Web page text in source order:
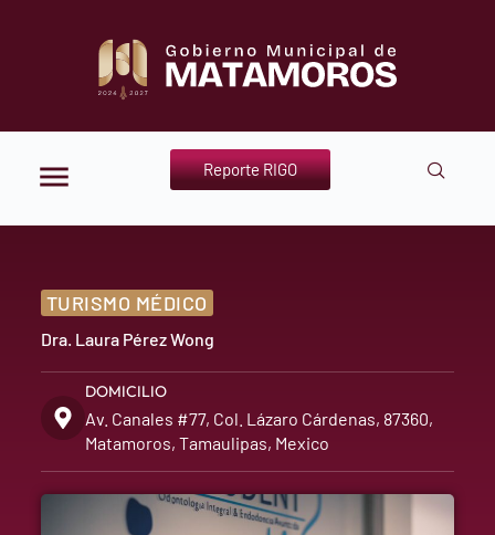
Reporte RIGO
TURISMO MÉDICO
Dra. Laura Pérez Wong
DOMICILIO
Av. Canales #77, Col. Lázaro Cárdenas, 87360,
Matamoros, Tamaulipas, Mexico